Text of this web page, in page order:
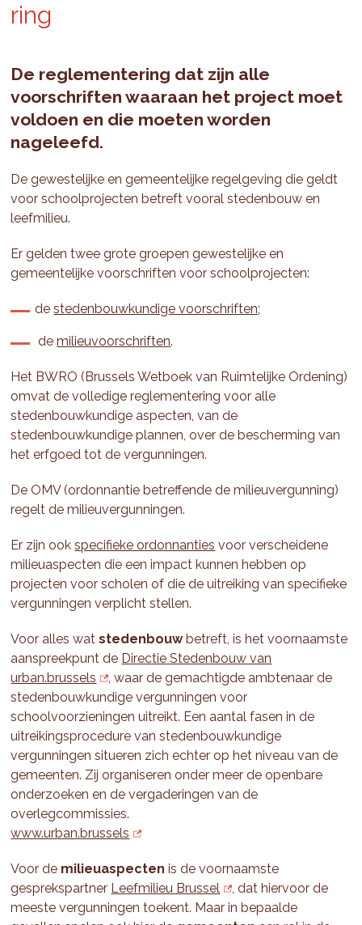
ring
De reglementering dat zijn alle
voorschriften waaraan het project moet
voldoen en die moeten worden
nageleefd.
De gewestelijke en gemeentelijke regelgeving die geldt
voor schoolprojecten betreft vooral stedenbouw en
leefmilieu.
Er gelden twee grote groepen gewestelijke en
gemeentelijke voorschriften voor schoolprojecten:
destedenbouwkundige voorschriften;
demilieuvoorschriften.
Het BWRO (Brussels Wetboek van Ruimtelijke Ordening)
omvat de volledige reglementering voor alle
stedenbouwkundige aspecten, van de
stedenbouwkundige plannen, over de bescherming van
het erfgoed tot de vergunningen.
De OMV (ordonnantie betreffende de milieuvergunning)
regelt de milieuvergunningen.
Er zijn ookspecifieke ordonnanties voor verscheidene
milieuaspecten die een impact kunnen hebben op
projecten voor scholen of die de uitreiking van specifieke
vergunningen verplicht stellen.
Voor alles watstedenbouw betreft, is het voornaamste
aanspreekpunt de Directie Stedenbouw van
urban.brussels
, waar de gemachtigde ambtenaar de
stedenbouwkundige vergunningen voor
schoolvoorzieningen uitreikt. Een aantal fasen in de
uitreikingsprocedure van stedenbouwkundige
vergunningen situeren zich echter op het niveau van de
gemeenten. Zij organiseren onder meer de openbare
onderzoeken en de vergaderingen van de
overlegcommissies.
www.urban.brussels
Voor de milieuaspectenis de voornaamste
gesprekspartner Leefmilieu Brussel
, dat hiervoor de
meeste vergunningen toekent. Maar in bepaalde